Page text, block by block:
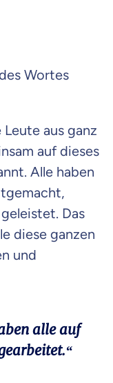
Wortes
aus ganz
auf dieses
Alle haben
Das
diese ganzen
und
alle auf